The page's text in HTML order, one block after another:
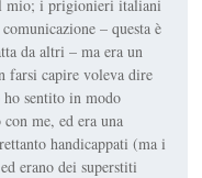
mio; i prigionieri italiani
– questa è
da altri – ma era un
farsi capire voleva dire
sentito in modo
me, ed era una
handicappati (ma i
erano dei superstiti